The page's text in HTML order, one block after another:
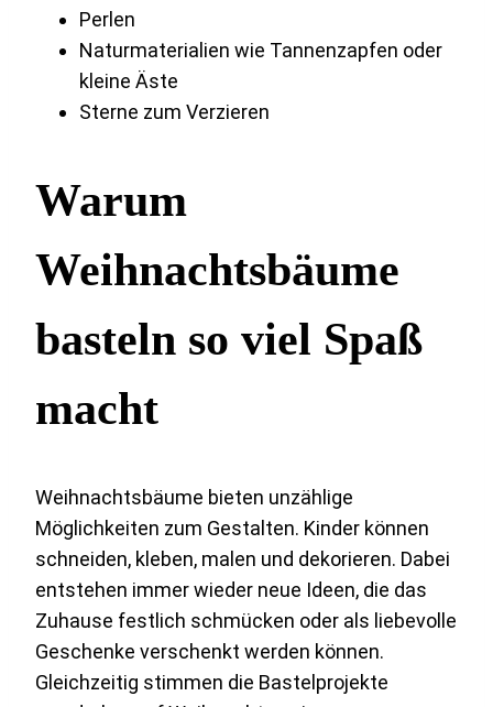
Perlen
Naturmaterialien wie Tannenzapfen oder
kleine Äste
Sterne zum Verzieren
Warum
Weihnachtsbäume
basteln so viel Spaß
macht
Weihnachtsbäume bieten unzählige
Möglichkeiten zum Gestalten. Kinder können
schneiden, kleben, malen und dekorieren. Dabei
entstehen immer wieder neue Ideen, die das
Zuhause festlich schmücken oder als liebevolle
Geschenke verschenkt werden können.
Gleichzeitig stimmen die Bastelprojekte